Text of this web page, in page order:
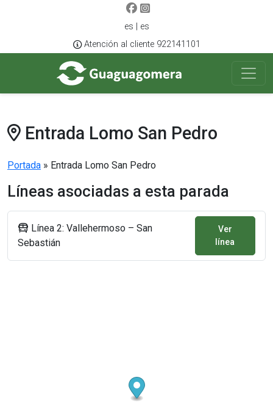
es | es
Atención al cliente 922141101
Entrada Lomo San Pedro
Portada » Entrada Lomo San Pedro
Líneas asociadas a esta parada
Línea 2: Vallehermoso – San
Sebastián
Ver
línea